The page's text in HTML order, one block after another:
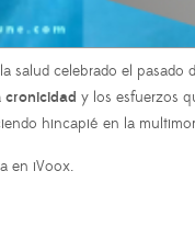
salud celebrado el pasado
cronicidad y los esfuerzos
hincapié en la
en iVoox.